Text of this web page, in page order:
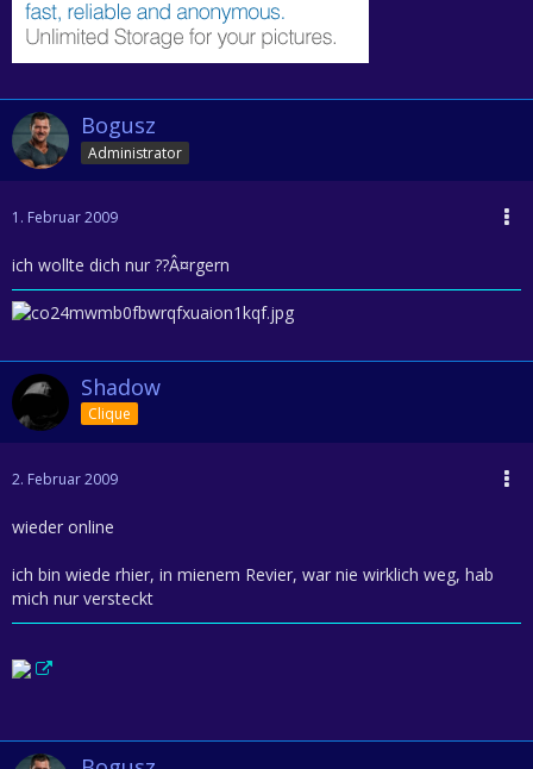
Bogusz
Administrator
1. Februar 2009
ich wollte dich nur ??Â¤rgern
Shadow
Clique
2. Februar 2009
wieder online
ich bin wiede rhier, in mienem Revier, war nie wirklich weg, hab
mich nur versteckt